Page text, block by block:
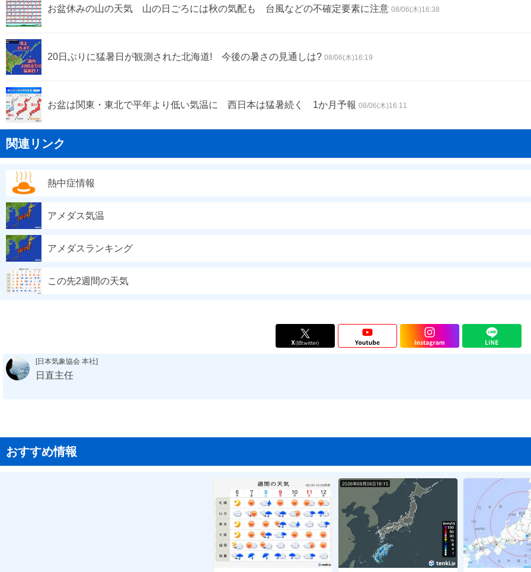
お盆休みの山の天気 山の日ごろには秋の気配も 台風などの不確定要素に注意 08/06(木)16:38
20日ぶりに猛暑日が観測された北海道! 今後の暑さの見通しは? 08/06(木)16:19
お盆は関東・東北で平年より低い気温に 西日本は猛暑続く 1か月予報 08/06(木)16:11
関連リンク
熱中症情報
アメダス気温
アメダスランキング
この先2週間の天気
[日本気象協会 本社]
日直主任
おすすめ情報